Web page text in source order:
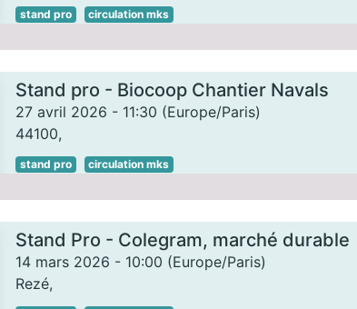
stand pro circulation mks
Stand pro - Biocoop Chantier Navals
27 avril 2026 - 11:30 (Europe/Paris)
44100,
stand pro circulation mks
Stand Pro - Colegram, marché durable
14 mars 2026 - 10:00 (Europe/Paris)
Rezé,